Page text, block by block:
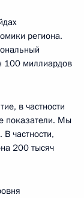
региона.
100 миллиардов
в частности
показатели. Мы
частности,
200 тысяч